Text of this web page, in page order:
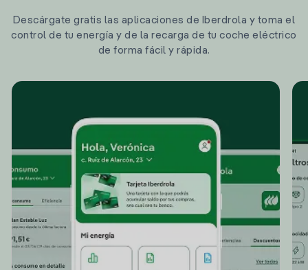
Descárgate gratis las aplicaciones de Iberdrola y toma el
control de tu energía y de la recarga de tu coche eléctrico
de forma fácil y rápida.